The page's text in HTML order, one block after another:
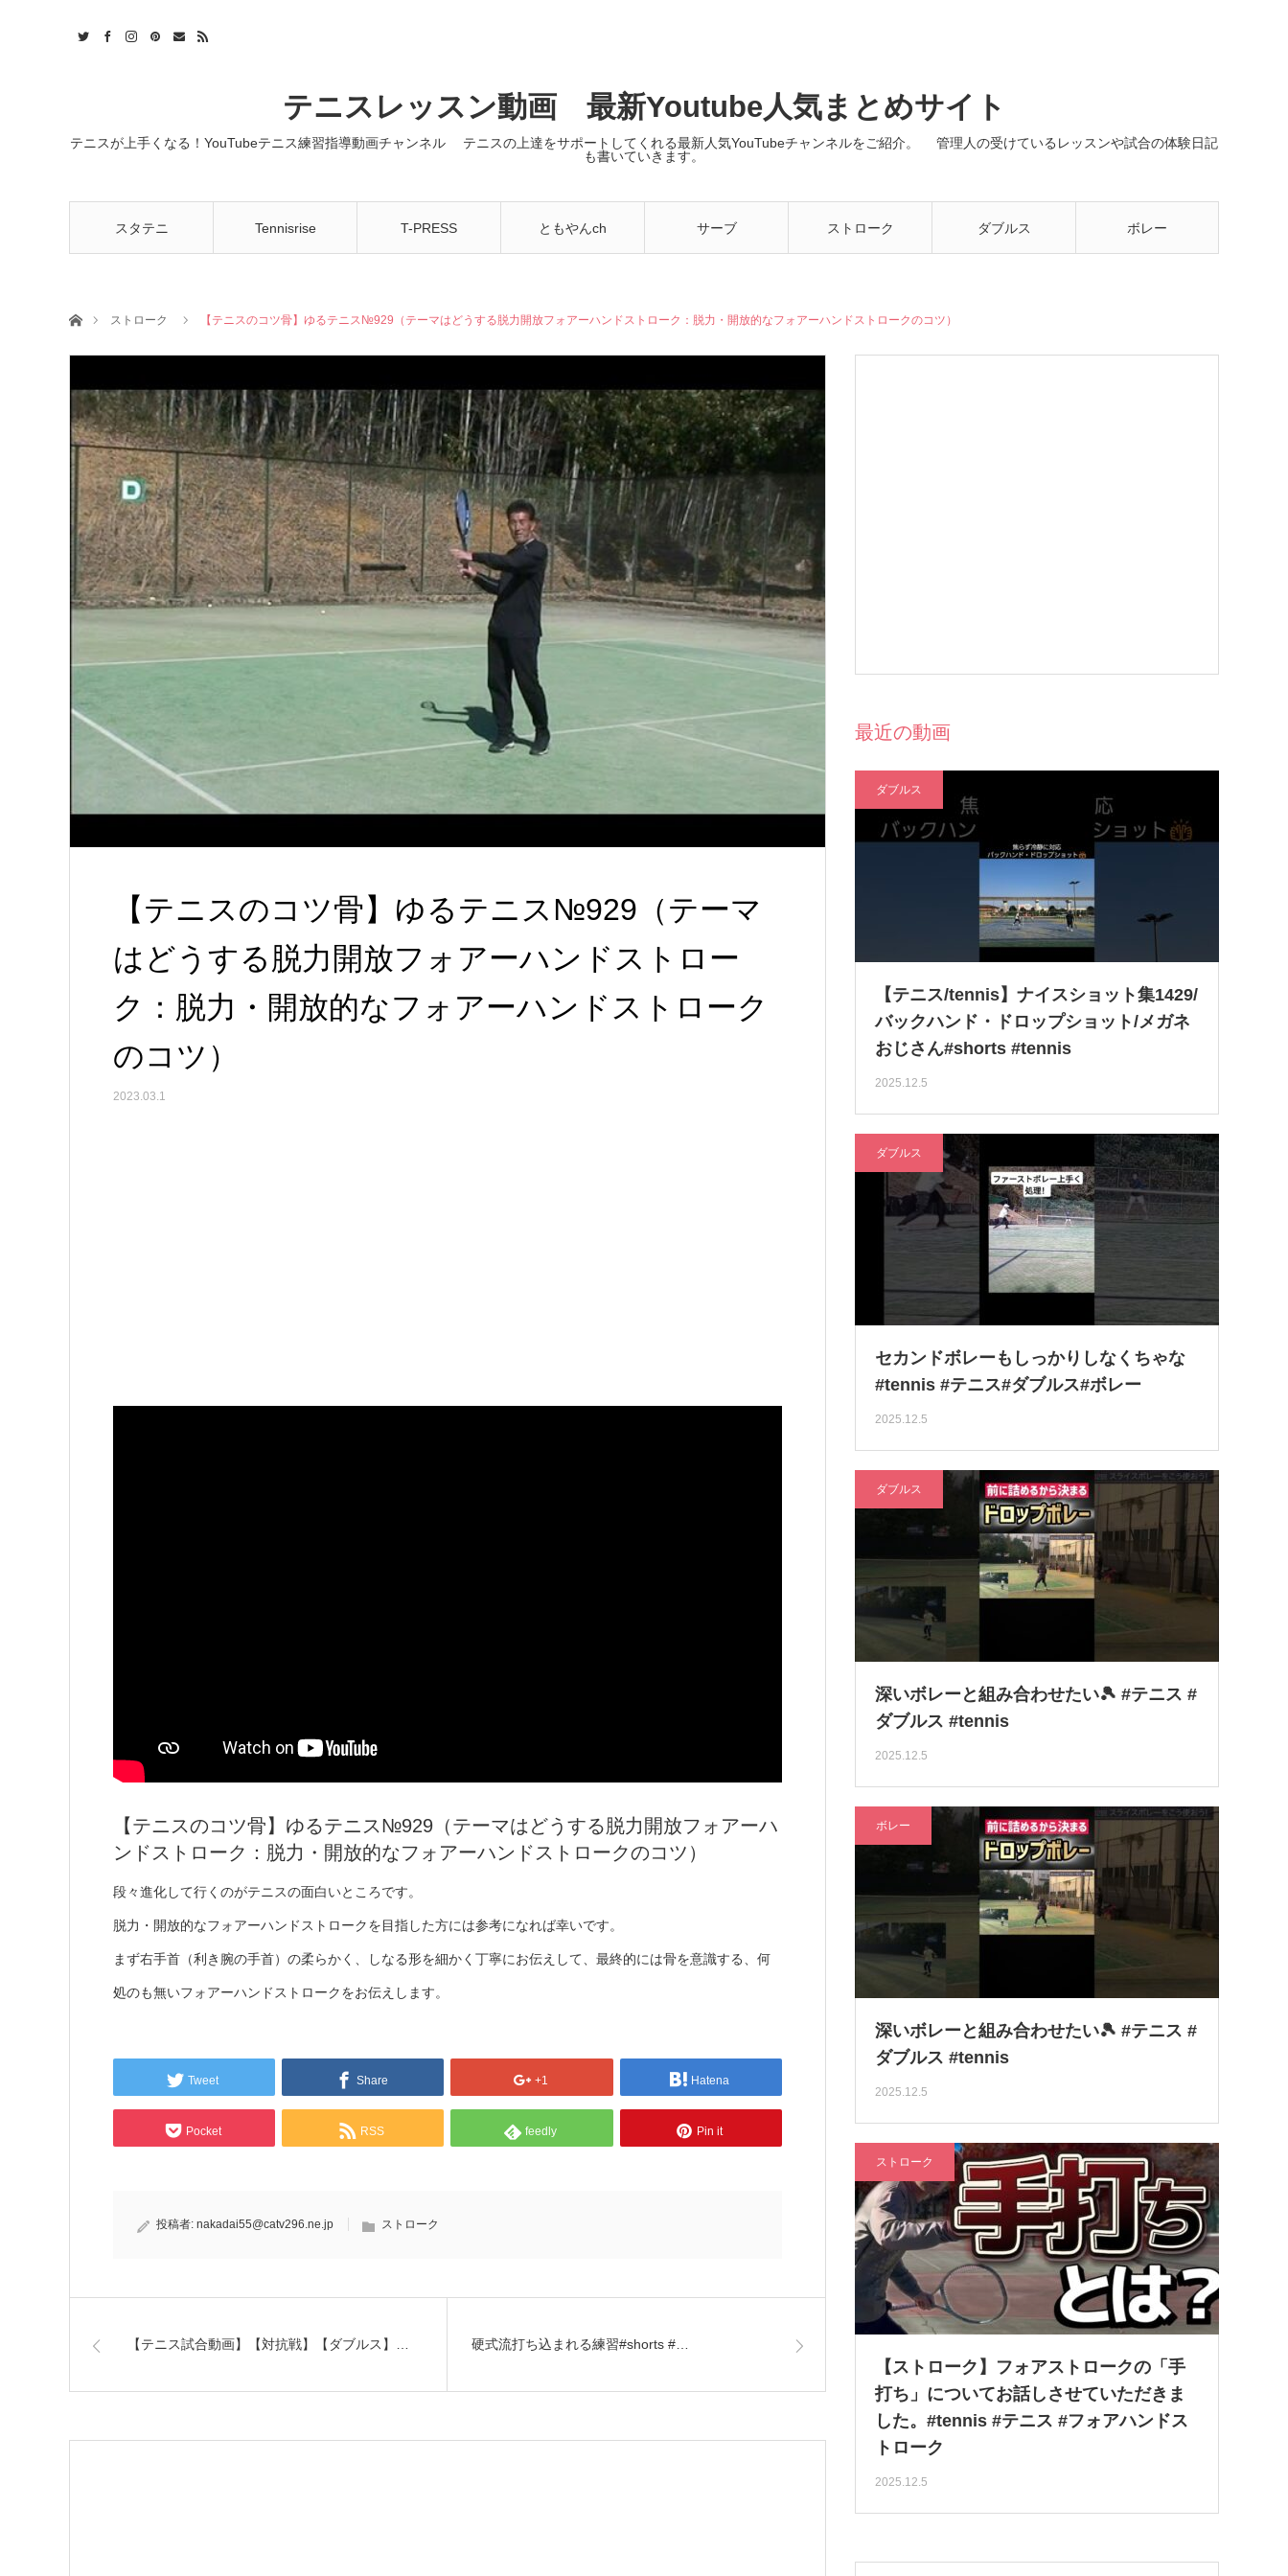
テニスレッスン動画 最新Youtube人気まとめサイト
テニスが上手くなる！YouTubeテニス練習指導動画チャンネル テニスの上達をサポートしてくれる最新人気YouTubeチャンネルをご紹介。 管理人の受けているレッスンや試合の体験日記
も書いていきます。
スタテニ Tennisrise T-PRESS ともやんch サーブ ストローク ダブルス ボレー
ホームストローク 【テニスのコツ骨】ゆるテニス№929（テーマはどうする脱力開放フォアーハンドストローク：脱力・開放的なフォアーハンドストロークのコツ）
【テニスのコツ骨】ゆるテニス№929（テーマ
はどうする脱力開放フォアーハンドストロー
ク：脱力・開放的なフォアーハンドストローク
のコツ）
2023.03.1
【テニスのコツ骨】ゆるテニス№929（テーマはどうする脱力開放フォアーハ
ンドストローク：脱力・開放的なフォアーハンドストロークのコツ）
段々進化して行くのがテニスの面白いところです。
脱力・開放的なフォアーハンドストロークを目指した方には参考になれば幸いです。
まず右手首（利き腕の手首）の柔らかく、しなる形を細かく丁寧にお伝えして、最終的には骨を意識する、何
処のも無いフォアーハンドストロークをお伝えします。
Tweet Share +1 Hatena
Pocket RSS feedly Pin it
投稿者: nakadai55@catv296.ne.jp ストローク
【テニス試合動画】【対抗戦】【ダブルス】… 硬式流打ち込まれる練習#shorts #…
最近の動画
ダブルス
【テニス/tennis】ナイスショット集1429/
バックハンド・ドロップショット/メガネ
おじさん#shorts #tennis
2025.12.5
ダブルス
セカンドボレーもしっかりしなくちゃな
#tennis #テニス#ダブルス#ボレー
2025.12.5
ダブルス
深いボレーと組み合わせたい🎾 #テニス #
ダブルス #tennis
2025.12.5
ボレー
深いボレーと組み合わせたい🎾 #テニス #
ダブルス #tennis
2025.12.5
ストローク
【ストローク】フォアストロークの「手
打ち」についてお話しさせていただきま
した。#tennis #テニス #フォアハンドス
トローク
2025.12.5